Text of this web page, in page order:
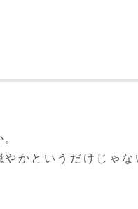
かというだけじゃ